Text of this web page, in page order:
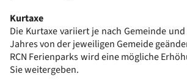
Kurtaxe
Die Kurtaxe variiert je nach Gemeinde
Jahres von der jeweiligen Gemeide
RCN Ferienparks wird eine mögliche
Sie weitergeben.